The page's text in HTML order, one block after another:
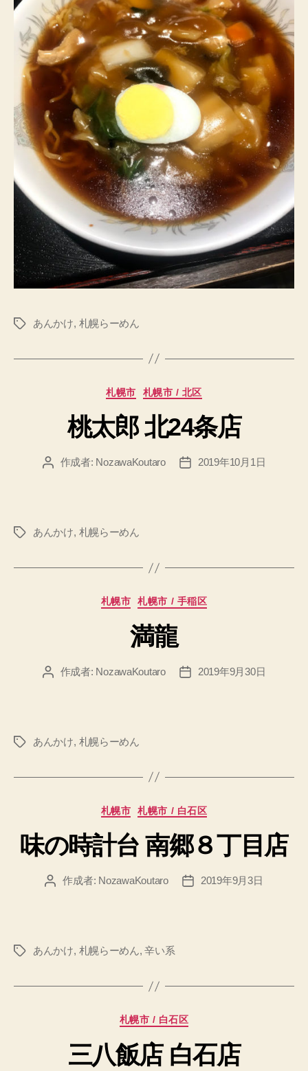
タ
あんかけ, 札幌らーめん
カ
ゴ
リ
札幌市 札幌市 / 北区
桃太郎 北24条店
投 作成者: NozawaKoutaro
投
2019年10月1日
タ
あんかけ, 札幌らーめん
カ
ゴ
リ
札幌市 札幌市 / 手稲区
満龍
投 作成者: NozawaKoutaro
投
2019年9月30日
タ
あんかけ, 札幌らーめん
カ
ゴ
リ
札幌市 札幌市 / 白石区
味の時計台 南郷８丁目店
投
作成者: NozawaKoutaro
投
2019年9月3日
タ
あんかけ, 札幌らーめん,辛い系
カ
ゴ
リ
札幌市 / 白石区
三八飯店 白石店